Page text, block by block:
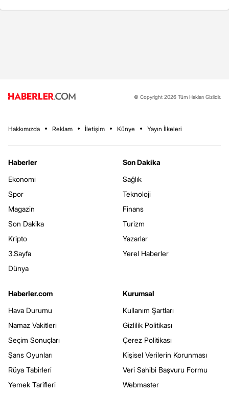
© Copyright 2026 Tüm Hakları Gizlidir.
Hakkımızda Reklam İletişim Künye Yayın İlkeleri
Haberler
Ekonomi
Spor
Magazin
Son Dakika
Kripto
3.Sayfa
Dünya
Son Dakika
Sağlık
Teknoloji
Finans
Turizm
Yazarlar
Yerel Haberler
Haberler.com
Hava Durumu
Namaz Vakitleri
Seçim Sonuçları
Şans Oyunları
Rüya Tabirleri
Yemek Tarifleri
Kurumsal
Kullanım Şartları
Gizlilik Politikası
Çerez Politikası
Kişisel Verilerin Korunması
Veri Sahibi Başvuru Formu
Webmaster